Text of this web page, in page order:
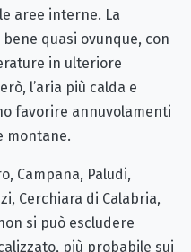
aree interne. La
quasi ovunque, con
in ulteriore
l’aria più calda e
favorire annuvolamenti
montane.
Campana, Paludi,
Cerchiara di Calabria,
si può escludere
più probabile sui